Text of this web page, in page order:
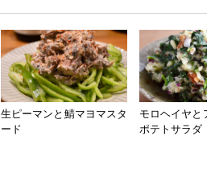
生ピーマンと鯖マヨマスタ
ード
モロヘイヤと
ポテトサラダ